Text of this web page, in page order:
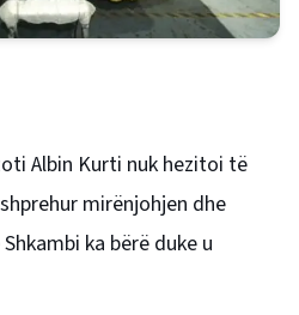
Albin Kurti nuk hezitoi të
mirënjohjen dhe
ka bërë duke u